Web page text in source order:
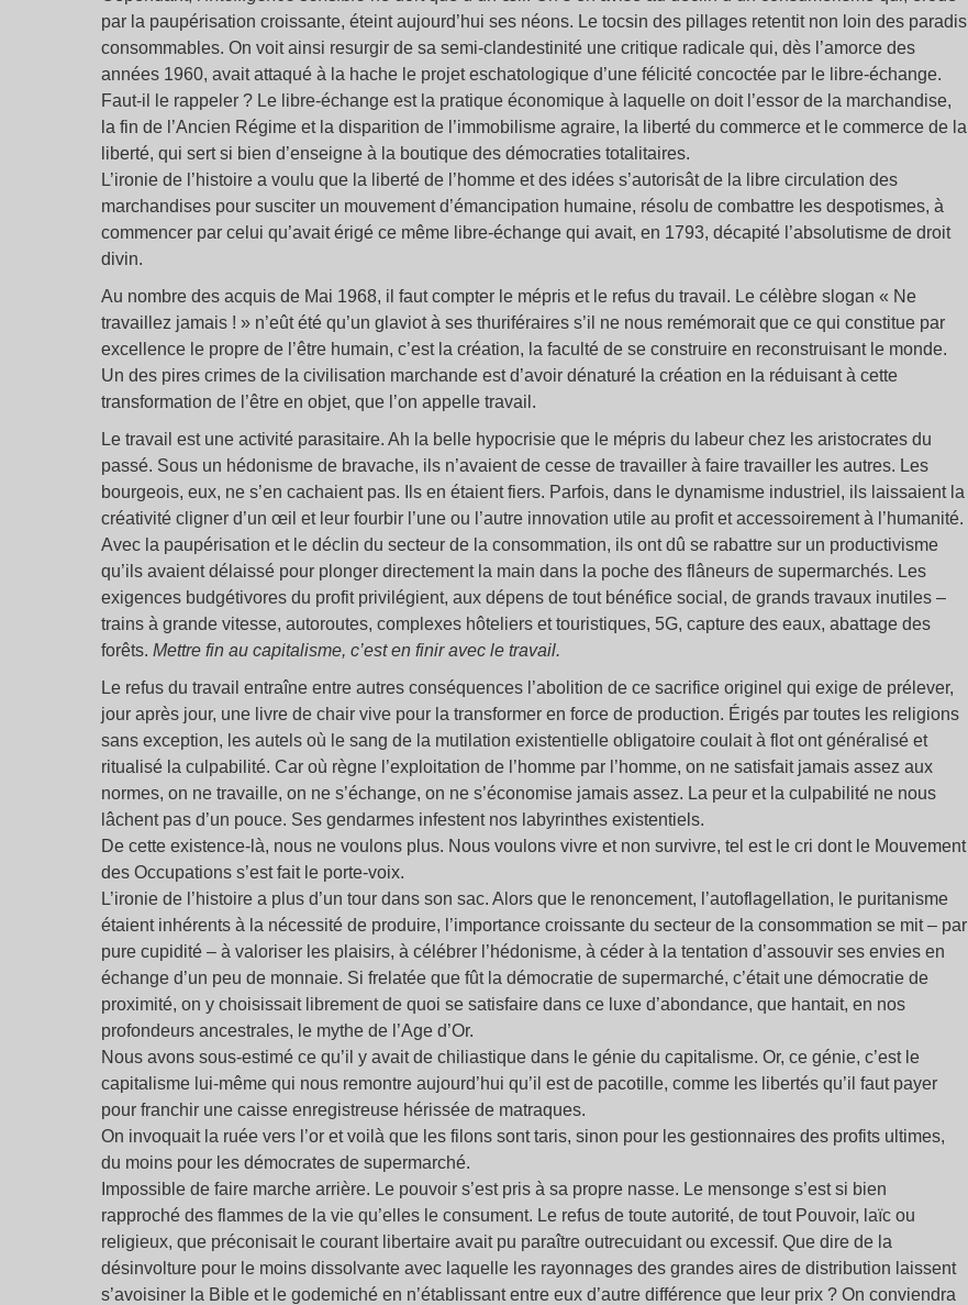
par la paupérisation croissante, éteint aujourd’hui ses néons. Le tocsin des pillages retentit non loin des paradis
consommables. On voit ainsi resurgir de sa semi-clandestinité une critique radicale qui, dès l’amorce des
années 1960, avait attaqué à la hache le projet eschatologique d’une félicité concoctée par le libre-échange.
Faut-il le rappeler ? Le libre-échange est la pratique économique à laquelle on doit l’essor de la marchandise,
la fin de l’Ancien Régime et la disparition de l’immobilisme agraire, la liberté du commerce et le commerce de la
liberté, qui sert si bien d’enseigne à la boutique des démocraties totalitaires.
L’ironie de l’histoire a voulu que la liberté de l’homme et des idées s’autorisât de la libre circulation des
marchandises pour susciter un mouvement d’émancipation humaine, résolu de combattre les despotismes, à
commencer par celui qu’avait érigé ce même libre-échange qui avait, en 1793, décapité l’absolutisme de droit
divin.
Au nombre des acquis de Mai 1968, il faut compter le mépris et le refus du travail. Le célèbre slogan « Ne
travaillez jamais ! » n’eût été qu’un glaviot à ses thuriféraires s’il ne nous remémorait que ce qui constitue par
excellence le propre de l’être humain, c’est la création, la faculté de se construire en reconstruisant le monde.
Un des pires crimes de la civilisation marchande est d’avoir dénaturé la création en la réduisant à cette
transformation de l’être en objet, que l’on appelle travail.
Le travail est une activité parasitaire. Ah la belle hypocrisie que le mépris du labeur chez les aristocrates du
passé. Sous un hédonisme de bravache, ils n’avaient de cesse de travailler à faire travailler les autres. Les
bourgeois, eux, ne s’en cachaient pas. Ils en étaient fiers. Parfois, dans le dynamisme industriel, ils laissaient la
créativité cligner d’un œil et leur fourbir l’une ou l’autre innovation utile au profit et accessoirement à l’humanité.
Avec la paupérisation et le déclin du secteur de la consommation, ils ont dû se rabattre sur un productivisme
qu’ils avaient délaissé pour plonger directement la main dans la poche des flâneurs de supermarchés. Les
exigences budgétivores du profit privilégient, aux dépens de tout bénéfice social, de grands travaux inutiles –
trains à grande vitesse, autoroutes, complexes hôteliers et touristiques, 5G, capture des eaux, abattage des
forêts. Mettre fin au capitalisme, c’est en finir avec le travail.
Le refus du travail entraîne entre autres conséquences l’abolition de ce sacrifice originel qui exige de prélever,
jour après jour, une livre de chair vive pour la transformer en force de production. Érigés par toutes les religions
sans exception, les autels où le sang de la mutilation existentielle obligatoire coulait à flot ont généralisé et
ritualisé la culpabilité. Car où règne l’exploitation de l’homme par l’homme, on ne satisfait jamais assez aux
normes, on ne travaille, on ne s’échange, on ne s’économise jamais assez. La peur et la culpabilité ne nous
lâchent pas d’un pouce. Ses gendarmes infestent nos labyrinthes existentiels.
De cette existence-là, nous ne voulons plus. Nous voulons vivre et non survivre, tel est le cri dont le Mouvement
des Occupations s’est fait le porte-voix.
L’ironie de l’histoire a plus d’un tour dans son sac. Alors que le renoncement, l’autoflagellation, le puritanisme
étaient inhérents à la nécessité de produire, l’importance croissante du secteur de la consommation se mit – par
pure cupidité – à valoriser les plaisirs, à célébrer l’hédonisme, à céder à la tentation d’assouvir ses envies en
échange d’un peu de monnaie. Si frelatée que fût la démocratie de supermarché, c’était une démocratie de
proximité, on y choisissait librement de quoi se satisfaire dans ce luxe d’abondance, que hantait, en nos
profondeurs ancestrales, le mythe de l’Age d’Or.
Nous avons sous-estimé ce qu’il y avait de chiliastique dans le génie du capitalisme. Or, ce génie, c’est le
capitalisme lui-même qui nous remontre aujourd’hui qu’il est de pacotille, comme les libertés qu’il faut payer
pour franchir une caisse enregistreuse hérissée de matraques.
On invoquait la ruée vers l’or et voilà que les filons sont taris, sinon pour les gestionnaires des profits ultimes,
du moins pour les démocrates de supermarché.
Impossible de faire marche arrière. Le pouvoir s’est pris à sa propre nasse. Le mensonge s’est si bien
rapproché des flammes de la vie qu’elles le consument. Le refus de toute autorité, de tout Pouvoir, laïc ou
religieux, que préconisait le courant libertaire avait pu paraître outrecuidant ou excessif. Que dire de la
désinvolture pour le moins dissolvante avec laquelle les rayonnages des grandes aires de distribution laissent
s’avoisiner la Bible et le godemiché en n’établissant entre eux d’autre différence que leur prix ? On conviendra